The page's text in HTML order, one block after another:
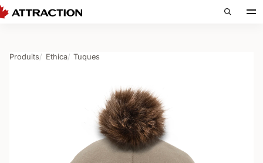
Produits Ethica Tuques